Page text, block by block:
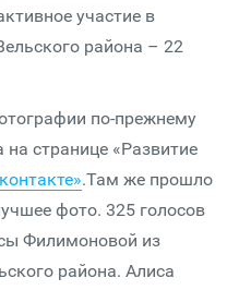
участие в
района – 22
по-прежнему
странице «Развитие
.Там же прошло
фото. 325 голосов
Филимоновой из
района. Алиса